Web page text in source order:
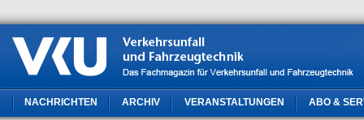
NACHRICHTEN ARCHIV VERANSTALTUNGEN ABO &